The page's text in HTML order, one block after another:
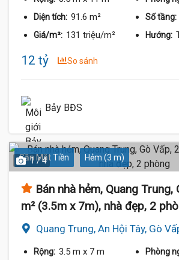
Diện tích: 91.6 m² Số tầng:
Giá/m²: 131 triệu/m² Hướng:
12 tỷ So sánh
Bảy BĐS
Gần Mặt Tiền Hẻm (3 m)
1 / 4
Bán nhà hẻm, Quang Trung,
m² (3.5m x 7m), nhà đẹp, 2
Quang Trung, An Hội Tây, Gò
Rộng: 3.5 m x 7 m Phòng